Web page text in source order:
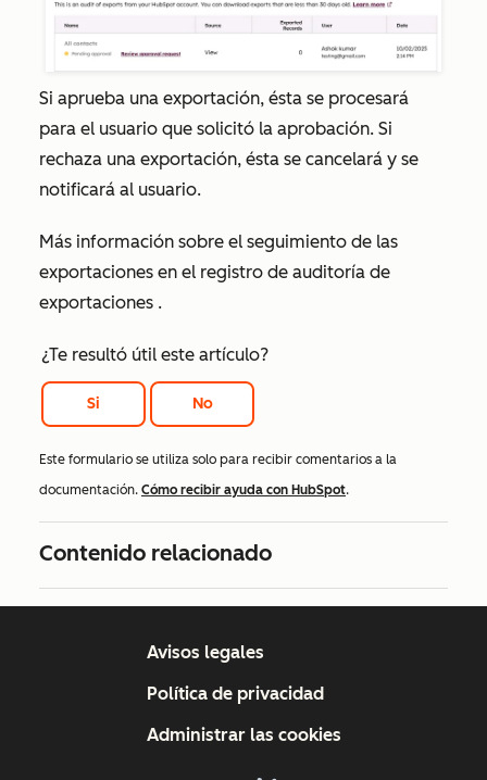
Si aprueba una exportación, ésta se procesará
para el usuario que solicitó la aprobación. Si
rechaza una exportación, ésta se cancelará y se
notificará al usuario.
Más información sobre el seguimiento de las
exportaciones en el registro de auditoría de
exportaciones .
¿Te resultó útil este artículo?
Si No
Este formulario se utiliza solo para recibir comentarios a la
documentación. Cómo recibir ayuda con HubSpot.
Contenido relacionado
Avisos legales
Política de privacidad
Administrar las cookies